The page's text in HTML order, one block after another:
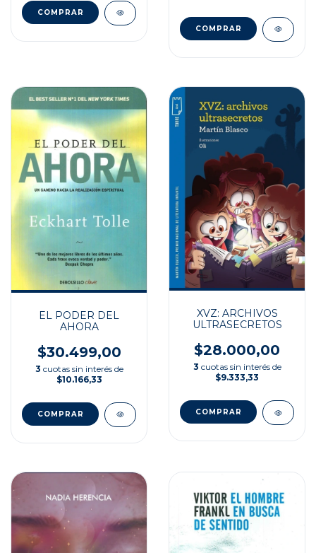
EL PODER DEL
AHORA
$30.499,00
3 cuotas sin interés de
$10.166,33
XVZ: ARCHIVOS
ULTRASECRETOS
$28.000,00
3 cuotas sin interés de
$9.333,33